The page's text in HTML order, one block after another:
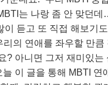
는 나랑 좀 안 맞던
이 듣고 또 직접 해보기
리의 연애를 좌우할 만큼
? 아니면 그저 재미있는
이 글을 통해 MBTI 연